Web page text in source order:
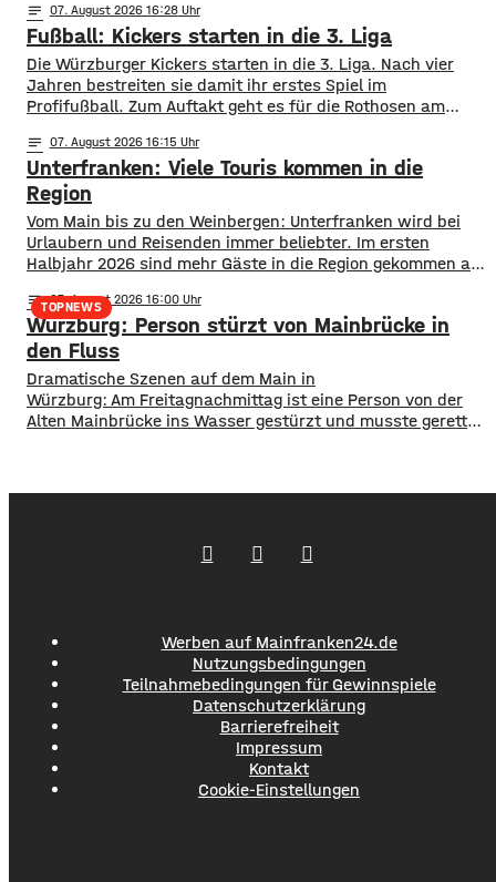
Staatliche Bauamt an. Die Fahrbahn muss erneuert
werden, sie weist Verdrückungen, Abbrüche, Risse und
gebrochene Fahrbahnränder auf. Auch die Entwässerung
muss erneuert werden. Die Arbeiten seien unter
notes 07. August 2026 16:28
Fußball: Kickers starten in die 3. Liga
Die Würzburger Kickers starten in die 3. Liga. Nach vier
Jahren bestreiten sie damit ihr erstes Spiel im
Profifußball. Zum Auftakt geht es für die Rothosen am
Kickers sich als Neuling in der Liga ihren Platz suchen
müssen, sind die „Schanzer“ bereits seit vier Saisons in
der 3.
notes 07. August 2026 16:15
Unterfranken: Viele Touris kommen in die
Region
Vom Main bis zu den Weinbergen: Unterfranken wird bei
Urlaubern und Reisenden immer beliebter. Im ersten
Halbjahr 2026 sind mehr Gäste in die Region gekommen als
Landesamts für Statistik hervorgeht, sind zwischen
Januar und Juni über 1,3 Millionen Menschen hier
angekommen, ein Plus von 2,8 Prozent. ​Außerdem
TOPNEWS
notes 07. August 2026 16:00
Würzburg: Person stürzt von Mainbrücke in
den Fluss
​​Dramatische Szenen auf dem Main in
Würzburg: Am Freitagnachmittag ist eine Person von der
Alten Mainbrücke ins Wasser gestürzt und musste gerettet
möglich an Land gebracht
Werben auf Mainfranken24.de
Nutzungsbedingungen
Teilnahmebedingungen für Gewinnspiele
Datenschutzerklärung
Barrierefreiheit
Impressum
Kontakt
Cookie-Einstellungen